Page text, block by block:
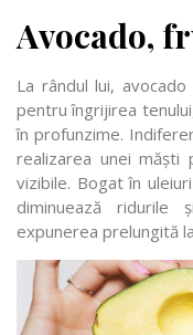
Avocado,
La rândul lui,
pentru îngrijirea
în profunzime.
realizarea unei
vizibile. Bogat în
diminuează
expunerea prelungită